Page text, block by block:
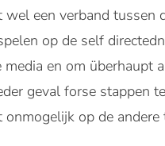
een verband tussen
op de self
en om überhaupt
geval forse stappen
op de